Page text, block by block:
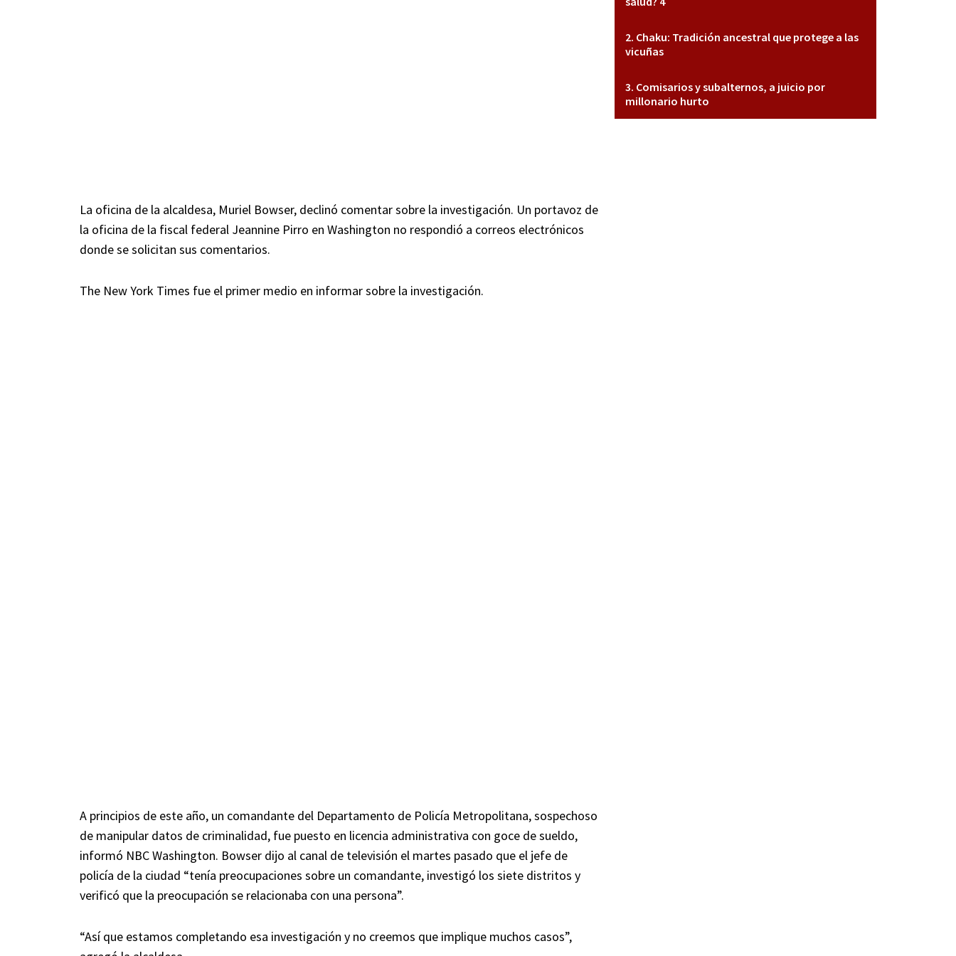
La oficina de la alcaldesa, Muriel Bowser, declinó comentar sobre la investigación. Un portavoz de
la oficina de la fiscal federal Jeannine Pirro en Washington no respondió a correos electrónicos
donde se solicitan sus comentarios.
The New York Times fue el primer medio en informar sobre la investigación.
A principios de este año, un comandante del Departamento de Policía Metropolitana, sospechoso
de manipular datos de criminalidad, fue puesto en licencia administrativa con goce de sueldo,
informó NBC Washington. Bowser dijo al canal de televisión el martes pasado que el jefe de
policía de la ciudad “tenía preocupaciones sobre un comandante, investigó los siete distritos y
verificó que la preocupación se relacionaba con una persona”.
“Así que estamos completando esa investigación y no creemos que implique muchos casos”,
Chaku: Tradición ancestral que protege a las
vicuñas
Comisarios y subalternos, a juicio por
millonario hurto